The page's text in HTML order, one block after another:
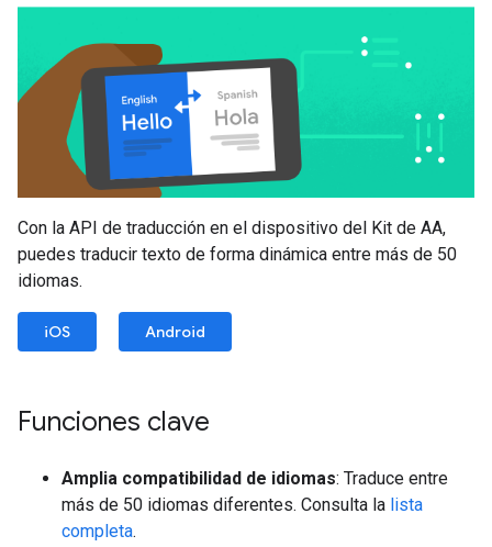
Con la API de traducción en el dispositivo del Kit de AA,
puedes traducir texto de forma dinámica entre más de 50
idiomas.
iOS Android
Funciones clave
Amplia compatibilidad de idiomas: Traduce entre
más de 50 idiomas diferentes. Consulta la lista
completa.